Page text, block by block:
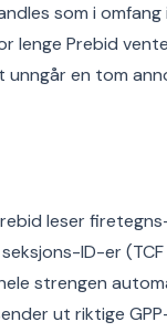
som i
lenge Prebid
en tom
leser
ID-er (TCF
strengen
ut riktige